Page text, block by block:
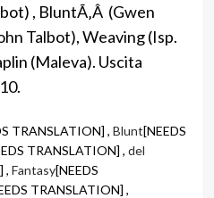
, BluntÃ‚Â (Gwen
Talbot), Weaving (Isp.
(Maleva). Uscita
TRANSLATION] , Blunt[NEEDS
TRANSLATION] , del
, Fantasy[NEEDS
TRANSLATION] ,